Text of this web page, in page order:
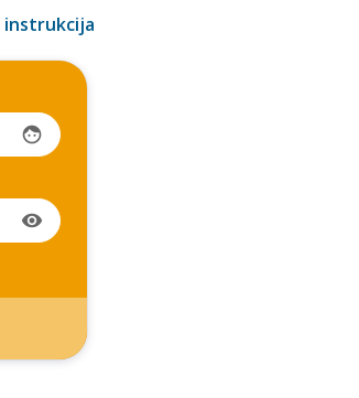
instrukcija
face
visibility